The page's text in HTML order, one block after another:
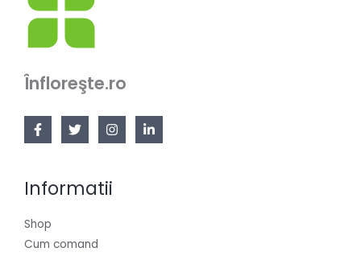
Înfloreşte.ro
Informatii
Shop
Cum comand